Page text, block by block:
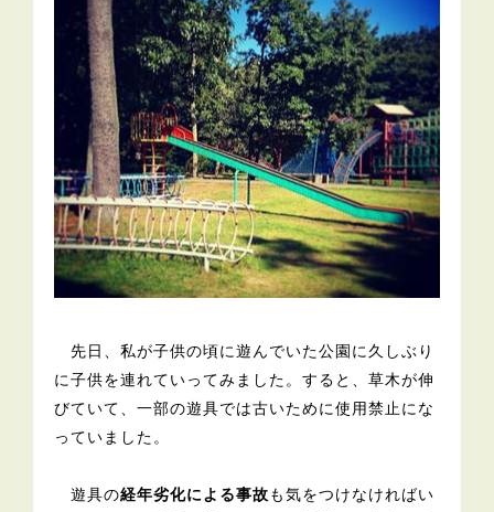
先日、私が子供の頃に遊んでいた公園に久しぶり
に子供を連れていってみました。すると、草木が伸
びていて、一部の遊具では古いために使用禁止にな
っていました。
遊具の経年劣化による事故も気をつけなければい